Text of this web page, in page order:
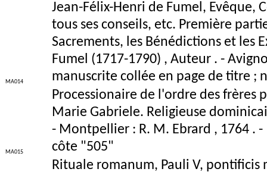
MA014
Jean-Félix-Henri de Fumel,
tous ses conseils, etc. Première
Sacrements, les Bénédictions et les
Fumel (1717-1790) , Auteur . -
manuscrite collée en page de titre ;
MA015
Processionaire de l'ordre des frères
Marie Gabriele. Religieuse
- Montpellier : R. M. Ebrard , 1764 .
côte "505"
Rituale romanum, Pauli V, pontificis